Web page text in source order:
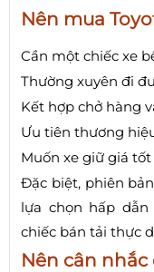
Nên mua
Cần một chiếc xe
Thường xuyên đi
Kết hợp chở hàng
Ưu tiên thương
Muốn xe giữ giá tốt
Đặc biệt, phiên
lựa chọn hấp
chiếc bán tải thực
Nên cân